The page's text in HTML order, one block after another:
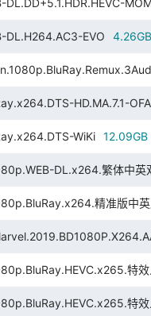
DL.H264.AC3-EVO 4.26GB
HD.MA.7.1-OFA
WiKi 12.09GB
DL.x264.繁体中
精准版中
特
特